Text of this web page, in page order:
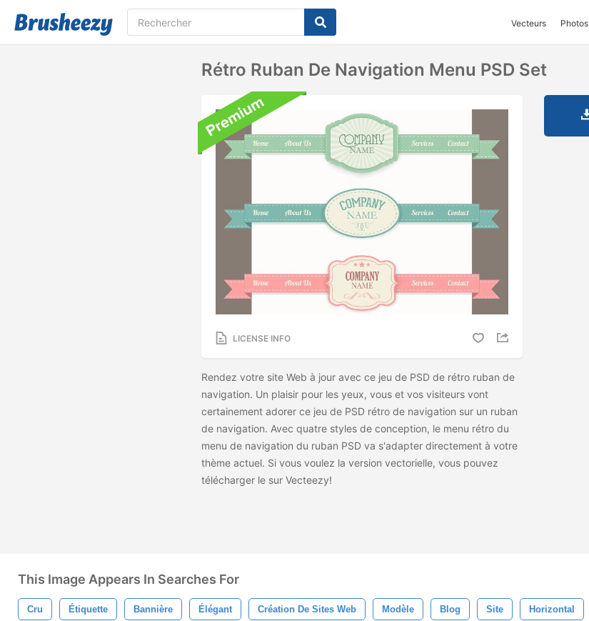
Vecteurs Photos
Rétro Ruban De Navigation Menu PSD Set
LICENSE INFO
Rendez votre site Web à jour avec ce jeu de PSD de rétro ruban de
navigation. Un plaisir pour les yeux, vous et vos visiteurs vont
certainement adorer ce jeu de PSD rétro de navigation sur un ruban
de navigation. Avec quatre styles de conception, le menu rétro du
menu de navigation du ruban PSD va s'adapter directement à votre
thème actuel. Si vous voulez la version vectorielle, vous pouvez
télécharger le sur Vecteezy!
This Image Appears In Searches For
Cru Étiquette Bannière Élégant Création De Sites Web Modèle Blog Site Horizontal